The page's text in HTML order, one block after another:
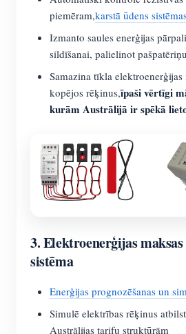
piemēram,karstā ūdens
Izmanto saules enerģijas
sildīšanai, palielinot pašpatēriņu
Samazina tīkla
kopējos rēķinus,īpaši vērtīgi
kurām Austrālijā ir spēkā
3.Elektroenerģijas
sistēma
Enerģijas prognozēšanas un
Simulē elektrības rēķinus
Austrālijas tarifu struktūrām